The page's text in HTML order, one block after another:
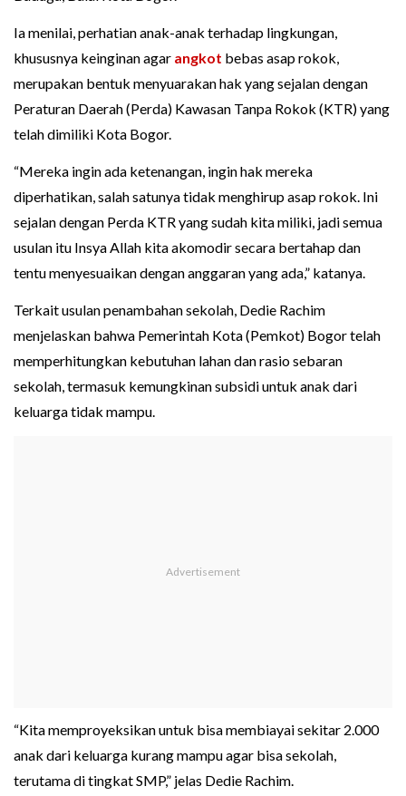
Ia menilai, perhatian anak-anak terhadap lingkungan,
khususnya keinginan agar angkot bebas asap rokok,
merupakan bentuk menyuarakan hak yang sejalan dengan
Peraturan Daerah (Perda) Kawasan Tanpa Rokok (KTR) yang
telah dimiliki Kota Bogor.
“Mereka ingin ada ketenangan, ingin hak mereka
diperhatikan, salah satunya tidak menghirup asap rokok. Ini
sejalan dengan Perda KTR yang sudah kita miliki, jadi semua
usulan itu Insya Allah kita akomodir secara bertahap dan
tentu menyesuaikan dengan anggaran yang ada,” katanya.
Terkait usulan penambahan sekolah, Dedie Rachim
menjelaskan bahwa Pemerintah Kota (Pemkot) Bogor telah
memperhitungkan kebutuhan lahan dan rasio sebaran
sekolah, termasuk kemungkinan subsidi untuk anak dari
keluarga tidak mampu.
“Kita memproyeksikan untuk bisa membiayai sekitar 2.000
anak dari keluarga kurang mampu agar bisa sekolah,
terutama di tingkat SMP,” jelas Dedie Rachim.